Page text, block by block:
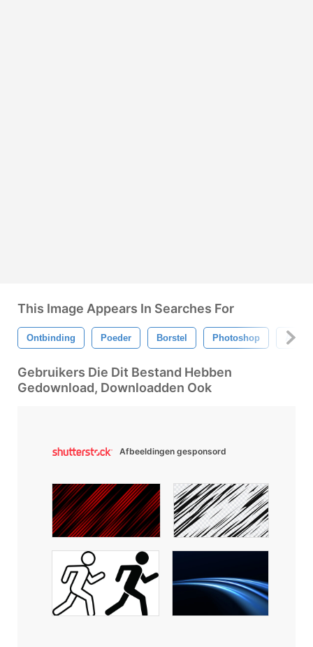
This Image Appears In Searches For
Ontbinding Poeder Borstel Photoshop Abr
Gebruikers Die Dit Bestand Hebben
Gedownload, Downloadden Ook
Afbeeldingen gesponsord